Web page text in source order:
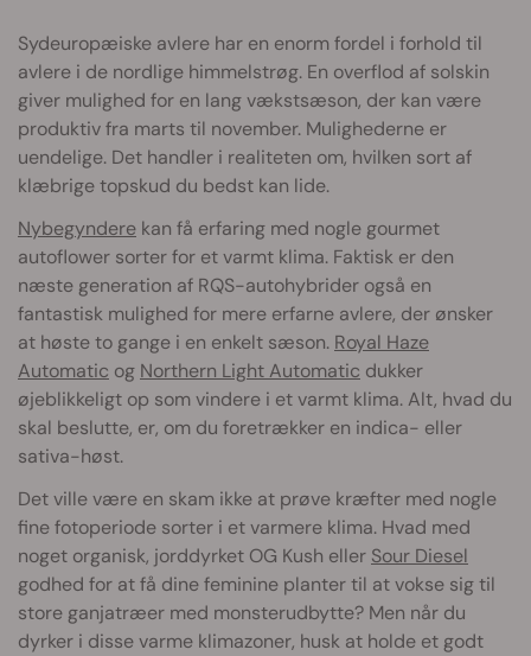
Sydeuropæiske avlere har en enorm fordel i forhold til
avlere i de nordlige himmelstrøg. En overflod af solskin
giver mulighed for en lang vækstsæson, der kan være
produktiv fra marts til november. Mulighederne er
uendelige. Det handler i realiteten om, hvilken sort af
klæbrige topskud du bedst kan lide.
Nybegyndere kan få erfaring med nogle gourmet
autoflower sorter for et varmt klima. Faktisk er den
næste generation af RQS-autohybrider også en
fantastisk mulighed for mere erfarne avlere, der ønsker
at høste to gange i en enkelt sæson. Royal Haze
Automatic og Northern Light Automatic dukker
øjeblikkeligt op som vindere i et varmt klima. Alt, hvad du
skal beslutte, er, om du foretrækker en indica- eller
sativa-høst.
Det ville være en skam ikke at prøve kræfter med nogle
fine fotoperiode sorter i et varmere klima. Hvad med
noget organisk, jorddyrket OG Kush eller Sour Diesel
godhed for at få dine feminine planter til at vokse sig til
store ganjatræer med monsterudbytte? Men når du
dyrker i disse varme klimazoner, husk at holde et godt